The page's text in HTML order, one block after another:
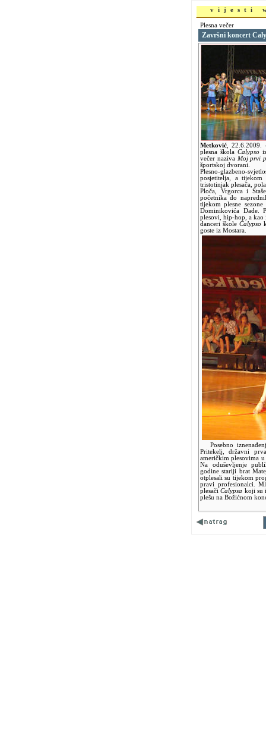
vijesti
Plesna večer
Završni koncert
Metković ,22.6.2009.
plesna školaCalypso
večer naziva Moj prvi
športskoj dvorani.
Plesno-glazbeno-
posjetitelja, a
tristotinjak plesača,
Ploča, Vrgorca i
početnika do
tijekom plesne
Dominikovića Dade.
plesovi, hip-hop, a
danceri škole Calypso
goste iz Mostara.
Posebno
Pritekelj, državni
američkim plesovima
Na oduševljenje
godine stariji brat
otplesali su tijekom
pravi profesionalci.
plesačiCalypsa koji su
plešu na Božićnom